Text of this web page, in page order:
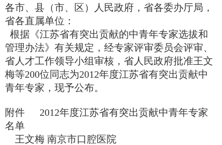
各市、县（市、区）人民政府，省各委办厅局，
省各直属单位：
根据《江苏省有突出贡献的中青年专家选拔和
管理办法》有关规定，经专家评审委员会评审、
省人才工作领导小组审核，省人民政府批准王文
梅等200位同志为2012年度江苏省有突出贡献中
青年专家，现予公布。
附件 2012年度江苏省有突出贡献中青年专家
名单
王文梅 南京市口腔医院